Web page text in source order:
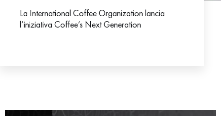
La International Coffee Organization lancia
l’iniziativa Coffee’s Next Generation